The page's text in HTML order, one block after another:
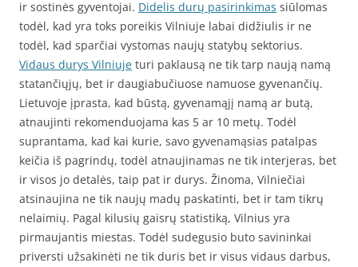
ir sostinės gyventojai. Didelis durų pasirinkimas siūlomas
todėl, kad yra toks poreikis Vilniuje labai didžiulis ir ne
todėl, kad sparčiai vystomas naujų statybų sektorius.
Vidaus durys Vilniuje turi paklausą ne tik tarp naują namą
statančiųjų, bet ir daugiabučiuose namuose gyvenančių.
Lietuvoje įprasta, kad būstą, gyvenamąjį namą ar butą,
atnaujinti rekomenduojama kas 5 ar 10 metų. Todėl
suprantama, kad kai kurie, savo gyvenamąsias patalpas
keičia iš pagrindų, todėl atnaujinamas ne tik interjeras, bet
ir visos jo detalės, taip pat ir durys. Žinoma, Vilniečiai
atsinaujina ne tik naujų madų paskatinti, bet ir tam tikrų
nelaimių. Pagal kilusių gaisrų statistiką, Vilnius yra
pirmaujantis miestas. Todėl sudegusio buto savininkai
priversti užsakinėti ne tik duris bet ir visus vidaus darbus,